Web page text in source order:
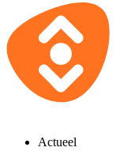
Actueel